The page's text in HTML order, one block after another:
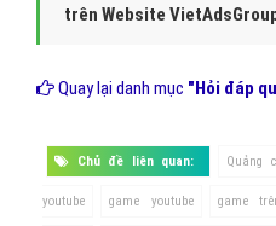
trên Website
Quay lại danh mục "Hỏi đáp
Chủ đề liên quan: Quảng
youtube game youtube game